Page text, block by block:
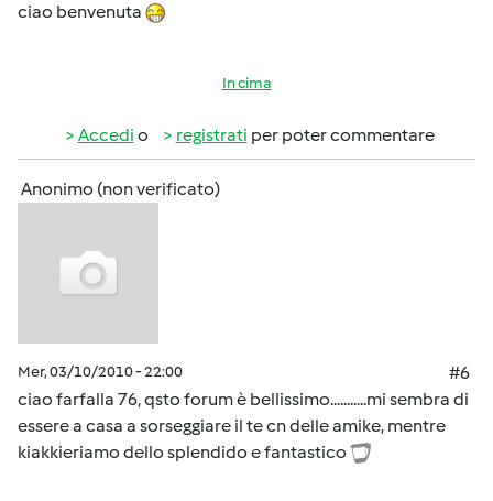
ciao benvenuta
In cima
Accedi o registrati per poter commentare
Anonimo (non verificato)
Mer, 03/10/2010 - 22:00
#6
ciao farfalla 76, qsto forum è bellissimo...........mi sembra di
essere a casa a sorseggiare il te cn delle amike, mentre
kiakkieriamo dello splendido e fantastico